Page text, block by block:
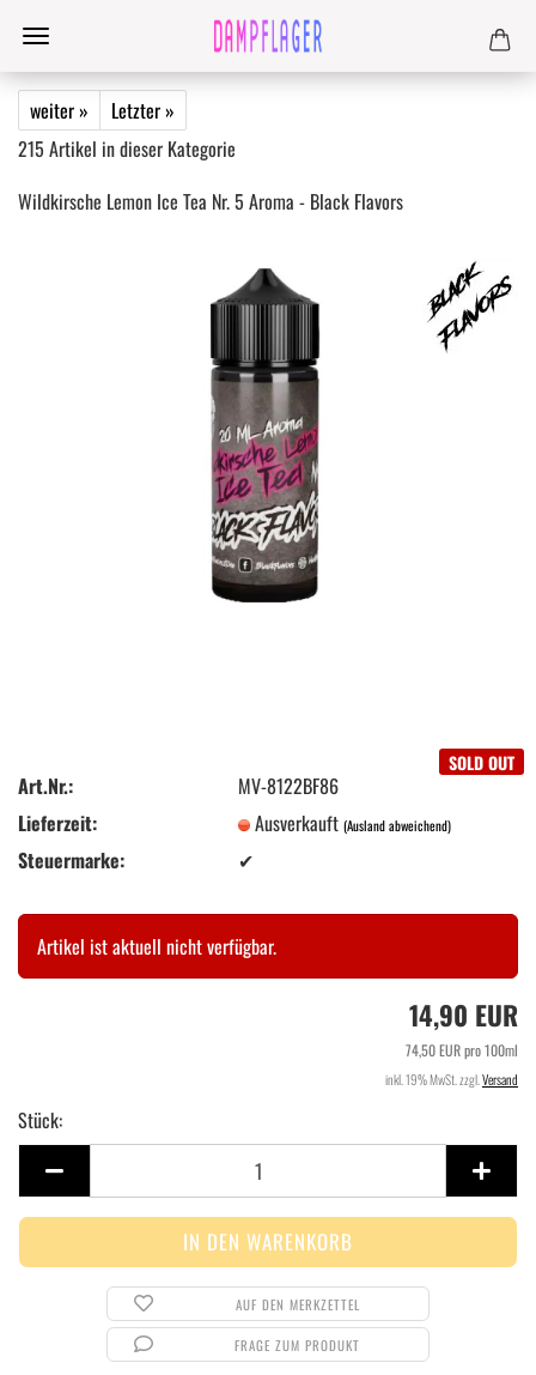
weiter »
Letzter »
215 Artikel in dieser Kategorie
Wildkirsche Lemon Ice Tea Nr. 5 Aroma - Black Flavors
SOLD OUT
Art.Nr.:
MV-8122BF86
Lieferzeit:
Ausverkauft(Ausland abweichend)
Steuermarke: ✔
Artikel ist aktuell nicht verfügbar.
14,90 EUR
74,50 EUR pro 100ml
inkl. 19% MwSt. zzgl. Versand
Stück:
Stück
AUF DEN MERKZETTEL
FRAGE ZUM PRODUKT